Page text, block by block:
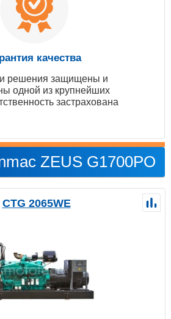
качества
решения защищены и
одной из крупнейших
застрахована
ZEUS G1700PO
CTG 2065WE